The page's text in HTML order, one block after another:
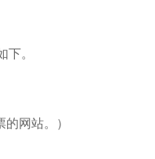
。
网站。）